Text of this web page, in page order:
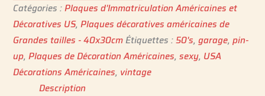
Catégories :Plaques d'Immatriculation Américaines et
Décoratives US,Plaques décoratives américaines de
Grandes tailles - 40x30cmÉtiquettes :50's,garage,pin-
up,Plaques de Décoration Américaines,sexy, USA
Décorations Américaines, vintage
Description